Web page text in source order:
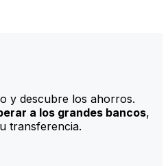
y descubre los ahorros.
a los grandes bancos,
transferencia.